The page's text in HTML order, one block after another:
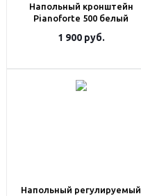
Напольный кронштейн
Pianoforte 500 белый
1 900руб.
Напольный регулируемый